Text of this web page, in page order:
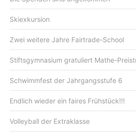
Skiexkursion
Zwei weitere Jahre Fairtrade-School
Stiftsgymnasium gratuliert Mathe-
Schwimmfest der Jahrgangsstufe 6
Endlich wieder ein faires Frühstück!!!
Volleyball der Extraklasse